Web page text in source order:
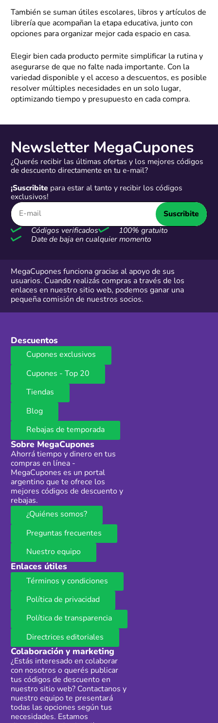
También se suman útiles escolares, libros y artículos de
librería que acompañan la etapa educativa, junto con
opciones para organizar mejor cada espacio en casa.
Elegir bien cada producto permite simplificar la rutina y
asegurarse de que no falte nada importante. Con la
variedad disponible y el acceso a descuentos, es posible
resolver múltiples necesidades en un solo lugar,
optimizando tiempo y presupuesto en cada compra.
Newsletter MegaCupones
¿Querés recibir las últimas ofertas y los mejores códigos
de descuento directamente en tu e-mail?
¡Suscribite para estar al tanto y recibir los códigos
exclusivos!
Suscribite
Códigos verificados
100% gratuito
Date de baja en cualquier momento
MegaCupones funciona gracias al apoyo de sus
usuarios. Cuando realizás compras a través de los
enlaces en nuestro sitio web, podemos ganar una
pequeña comisión de nuestros socios.
Descuentos
Cupones exclusivos
Cupones - Top 20
Tiendas
Blog
Rebajas de temporada
Sobre MegaCupones
Ahorrá tiempo y dinero en tus
compras en línea -
MegaCupones es un portal
argentino que te ofrece los
mejores códigos de descuento y
rebajas.
¿Quiénes somos?
Preguntas frecuentes
Nuestro equipo
Enlaces útiles
Términos y condiciones
Política de privacidad
Política de transparencia
Directrices editoriales
Colaboración y marketing
¿Estás interesado en colaborar
con nosotros o querés publicar
tus códigos de descuento en
nuestro sitio web? Contactanos y
nuestro equipo te presentará
todas las opciones según tus
necesidades. Estamos